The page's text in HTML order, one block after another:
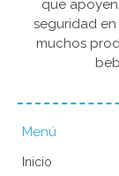
que
seguridad
muchos
Menú
Inicio